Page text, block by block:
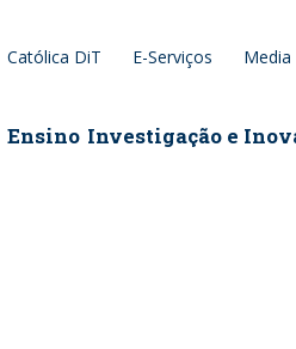
Católica DiT E-Serviços Media
Ensino Investigação e